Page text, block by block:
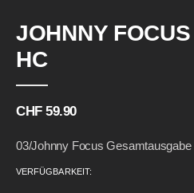
JOHNNY
HC
CHF 59.90
03/Johnny Focus Gesamtausgabe
VERFÜGBARKEIT:
to
the
end
images
to
the
beginning
images